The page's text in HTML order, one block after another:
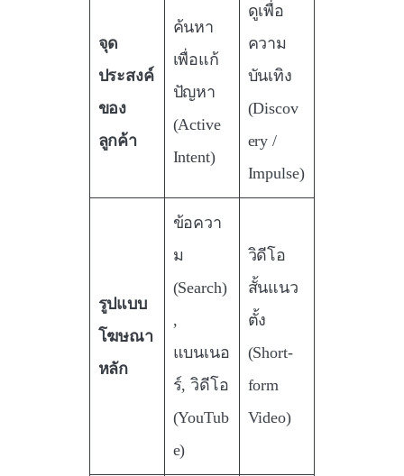
จุด
ประสงค์
ของ
ลูกค้า
ค้นหา
เพื่อแก้
ปัญหา
(Active
Intent)
ดูเพื่อ
ความ
บันเทิง
(Discov
ery /
Impulse)
รูปแบบ
โฆษณา
หลัก
ข้อควา
ม
(Search)
,
แบนเนอ
ร์, วิดีโอ
(YouTub
e)
วิดีโอ
สั้นแนว
ตั้ง
(Short-
form
Video)